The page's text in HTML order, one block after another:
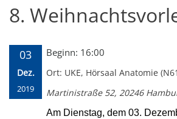
8.
03
Dez.
2019
Beginn: 16:00
Ort: UKE, Hörsaal Anatomie
Martinistraße 52, 20246
Am Dienstag, dem 03.